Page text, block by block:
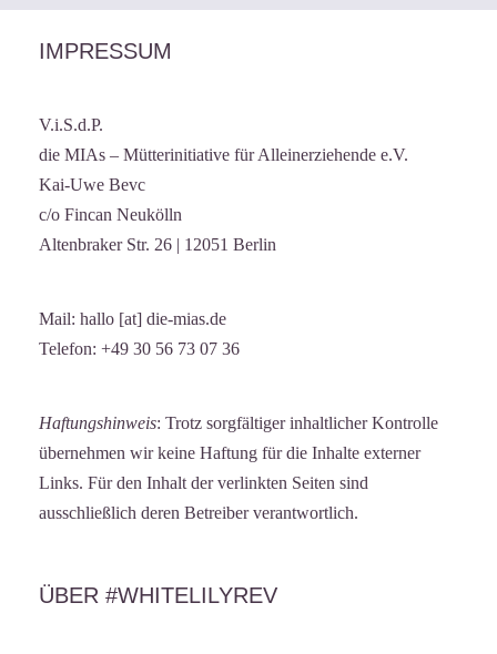
IMPRESSUM
V.i.S.d.P.
die MIAs – Mütterinitiative für Alleinerziehende e.V.
Kai-Uwe Bevc
c/o Fincan Neukölln
Altenbraker Str. 26 | 12051 Berlin
Mail: hallo [at] die-mias.de
Telefon: +49 30 56 73 07 36
Haftungshinweis: Trotz sorgfältiger inhaltlicher Kontrolle
übernehmen wir keine Haftung für die Inhalte externer
Links. Für den Inhalt der verlinkten Seiten sind
ausschließlich deren Betreiber verantwortlich.
ÜBER #WHITELILYREV